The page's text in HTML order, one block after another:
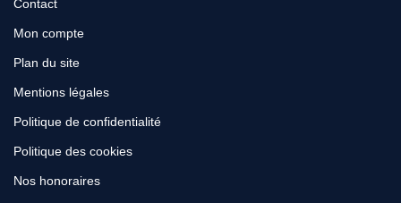
Contact
Mon compte
Plan du site
Mentions légales
Politique de confidentialité
Politique des cookies
Nos honoraires